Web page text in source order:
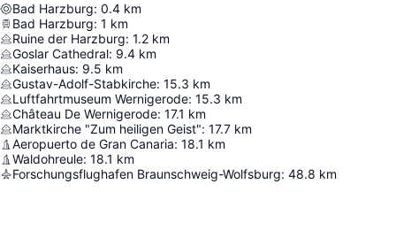
Bad Harzburg: 0.4 km
Bad Harzburg: 1 km
Ruine der Harzburg: 1.2 km
Goslar Cathedral: 9.4 km
Kaiserhaus: 9.5 km
Gustav-Adolf-Stabkirche: 15.3 km
Luftfahrtmuseum Wernigerode: 15.3 km
Château De Wernigerode: 17.1 km
Marktkirche "Zum heiligen Geist": 17.7 km
Aeropuerto de Gran Canaria: 18.1 km
Waldohreule: 18.1 km
Forschungsflughafen Braunschweig-Wolfsburg: 48.8 km